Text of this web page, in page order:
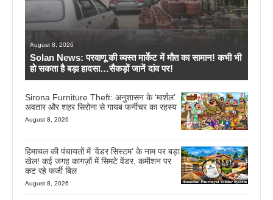
August 8, 2026
Solan News: परवाणू की व्यस्त मार्केट में मौत का सामान! कभी भी
हो सकता है बड़ा हादसा…सैकड़ों जानें दांव पर!
Sirona Furniture Theft: अनुशासन के ‘मार्शल’
अवतार और शहर सिरोना से गायब फर्नीचर का रहस्य
August 8, 2026
हिमाचल की पंचायतों में ‘वेंडर सिस्टम’ के नाम पर बड़ा
खेल! कई जगह कागज़ों में सिमटे वेंडर, कमीशन पर
कट रहे फर्जी बिल
August 8, 2026